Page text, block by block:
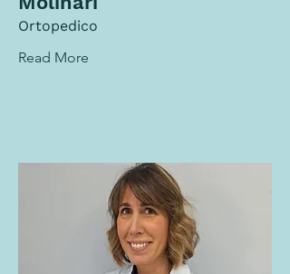
Ortopedico
Read More